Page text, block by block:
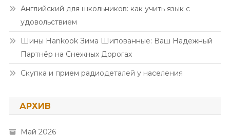
Английский для школьников: как учить язык с
удовольствием
Шины Hankook Зима Шипованные: Ваш Надежный
Партнёр на Снежных Дорогах
Скупка и прием радиодеталей у населения
АРХИВ
Май 2026